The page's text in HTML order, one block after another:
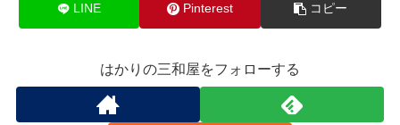
LINE Pinterest コピー
はかりの三和屋をフォローする